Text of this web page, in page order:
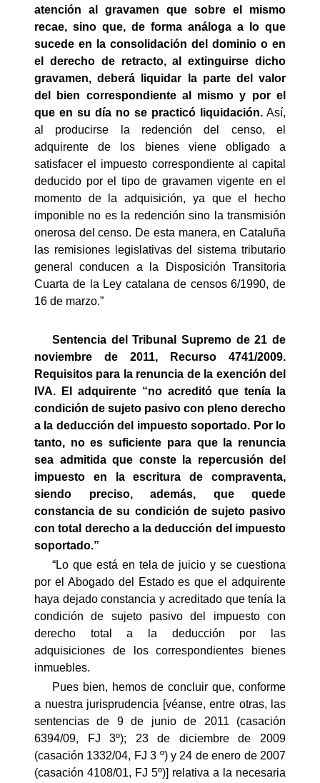
atención al gravamen que sobre el mismo
recae, sino que, de forma análoga a lo que
sucede en la consolidación del dominio o en
el derecho de retracto, al extinguirse dicho
gravamen, deberá liquidar la parte del valor
del bien correspondiente al mismo y por el
que en su día no se practicó liquidación. Así,
al producirse la redención del censo, el
adquirente de los bienes viene obligado a
satisfacer el impuesto correspondiente al capital
deducido por el tipo de gravamen vigente en el
momento de la adquisición, ya que el hecho
imponible no es la redención sino la transmisión
onerosa del censo. De esta manera, en Cataluña
las remisiones legislativas del sistema tributario
general conducen a la Disposición Transitoria
Cuarta de la Ley catalana de censos 6/1990, de
16 de marzo.”
Sentencia del Tribunal Supremo de 21 de
noviembre de 2011, Recurso 4741/2009.
Requisitos para la renuncia de la exención del
IVA. El adquirente “no acreditó que tenía la
condición de sujeto pasivo con pleno derecho
a la deducción del impuesto soportado. Por lo
tanto, no es suficiente para que la renuncia
sea admitida que conste la repercusión del
impuesto en la escritura de compraventa,
siendo preciso, además, que quede
constancia de su condición de sujeto pasivo
con total derecho a la deducción del impuesto
soportado.”
“Lo que está en tela de juicio y se cuestiona
por el Abogado del Estado es que el adquirente
haya dejado constancia y acreditado que tenía la
condición de sujeto pasivo del impuesto con
derecho total a la deducción por las
adquisiciones de los correspondientes bienes
inmuebles.
Pues bien, hemos de concluir que, conforme
a nuestra jurisprudencia [véanse, entre otras, las
sentencias de 9 de junio de 2011 (casación
6394/09, FJ 3º); 23 de diciembre de 2009
(casación 1332/04, FJ 3 º) y 24 de enero de 2007
(casación 4108/01, FJ 5º)] relativa a la necesaria